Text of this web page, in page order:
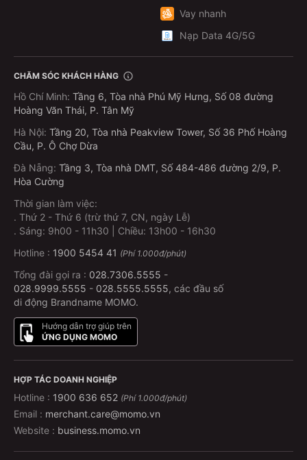
Vay nhanh
Nạp Data 4G/5G
CHĂM SÓC KHÁCH HÀNG
Hồ Chí Minh: Tầng 6, Tòa nhà Phú Mỹ Hưng, Số 08 đường
Hoàng Văn Thái, P. Tân Mỹ
Hà Nội: Tầng 20, Tòa nhà Peakview Tower, Số 36 Phố Hoàng
Cầu, P. Ô Chợ Dừa
Đà Nẵng: Tầng 3, Tòa nhà DMT, Số 484-486 đường 2/9, P.
Hòa Cường
Thời gian làm việc:
. Thứ 2 - Thứ 6 (trừ thứ 7, CN, ngày Lễ)
. Sáng: 9h00 - 11h30 | Chiều: 13h00 - 16h30
Hotline : 1900 5454 41 (Phí 1.000đ/phút)
Tổng đài gọi ra : 028.7306.5555 -
028.9999.5555 - 028.5555.5555, các đầu số
di động Brandname MOMO.
Hướng dẫn trợ giúp trên
ỨNG DỤNG MOMO
HỢP TÁC DOANH NGHIỆP
Hotline : 1900 636 652 (Phí 1.000đ/phút)
Email : merchant.care@momo.vn
Website : business.momo.vn